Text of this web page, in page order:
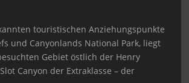
touristischen Anziehungspunkte
und Canyonlands National Park, liegt
Gebiet östlich der Henry
Canyon der Extraklasse – der